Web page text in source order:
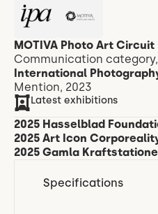
MOTIVA Photo Art Circuit
Communication category,
International
Mention, 2023
Latest exhibitions
2025 Hasselblad
2025 Art Icon
2025 Gamla
Specifications